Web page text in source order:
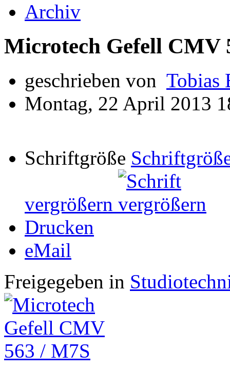
Archiv
Microtech Gefell CMV
geschrieben von Tobias
Montag, 22 April 2013
Schriftgröße
vergrößern
Drucken
eMail
Freigegeben in